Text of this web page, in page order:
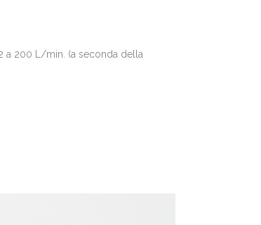
a 200 L/min. (a seconda della